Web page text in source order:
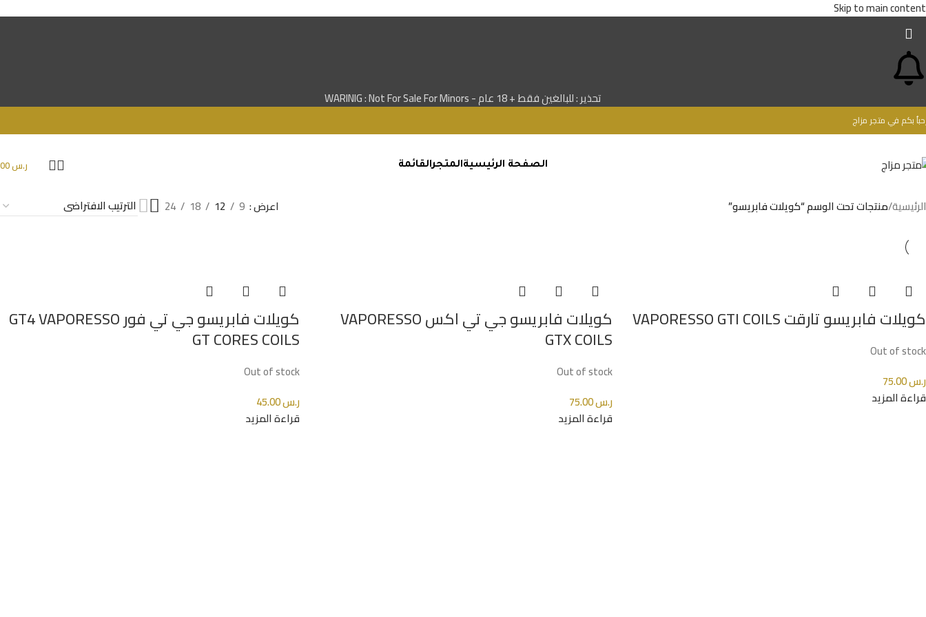
Skip to main content
تحذير : للبالغين فقط + 18 عام - WARINIG : Not For Sale For Minors
بكم في متجر مزاج
الصفحة الرئيسيةالمتجرالقائمة ر.س
الرئيسية/منتجات تحت الوسم “كويلات فابريسو” اعرض 9
12
18
24
كويلات فابريسو تارقت VAPORESSO GTI COILS
Out of stock
ر.س
قراءة المزيد
كويلات فابريسو جي تي اكس VAPORESSO
GTX COILS
Out of stock
ر.س75.00
قراءة المزيد
كويلات فابريسو جي تي فور GT4 VAPORESSO
GT CORES COILS
Out of stock
ر.س45.00
قراءة المزيد